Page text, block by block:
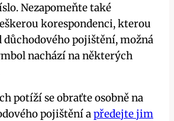
Nezapomeňte také
korespondenci, kterou
důchodového pojištění, možná
nachází na některých
potíží se obraťte osobně na
pojištění apředejte jim